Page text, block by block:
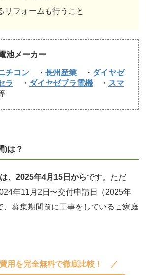
リフォームも行うこと
池メーカー
チコン ・ 長州産業 ・ ダイヤゼ
ラ ・ ダイヤゼブラ電機 ・ スマ
)は？
、2025年4月15日からです。ただ
年11月2日〜交付申請日（2025年
、募集期間前に工事をしているご家庭
用を完全無料で徹底比較！